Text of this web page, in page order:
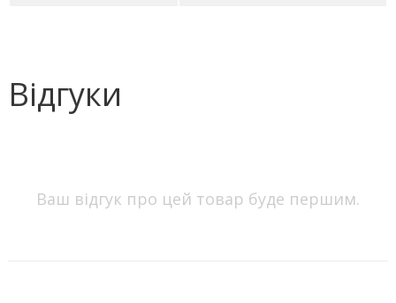
Відгуки
Ваш відгук про цей товар буде першим.